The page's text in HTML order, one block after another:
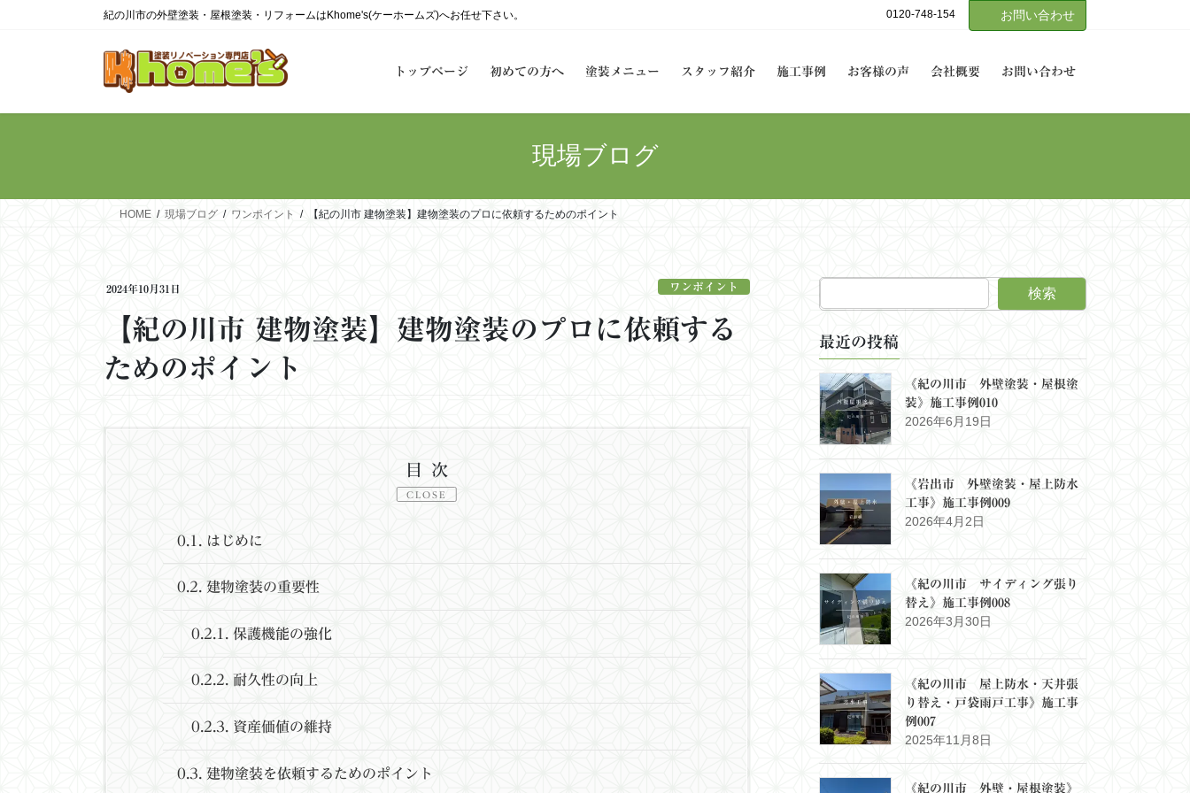
に
ョ
動
紀の川市の外壁塗装・屋根塗装・リフォームはKhome's(ケーホームズ)へお任せ下さい。 0120-748-154 お問い合わせ
トップページ 初めての方へ 塗装メニュー スタッフ紹介 施工事例 お客様の声 会社概要 お問い合わせ
現場ブログ
HOME 現場ブログ ワンポイント 【紀の川市 建物塗装】建物塗装のプロに依頼するためのポイント
2024年10月31日 ワンポイント
【紀の川市 建物塗装】建物塗装のプロに依頼する
ためのポイント
目次
CLOSE
0.1. はじめに
0.2. 建物塗装の重要性
0.2.1. 保護機能の強化
0.2.2. 耐久性の向上
0.2.3. 資産価値の維持
0.3. 建物塗装を依頼するためのポイント
検索
最近の投稿
《紀の川市 外壁塗装・屋根塗
装》施工事例010
2026年6月19日
《岩出市 外壁塗装・屋上防水
工事》施工事例009
2026年4月2日
《紀の川市 サイディング張り
替え》施工事例008
2026年3月30日
《紀の川市 屋上防水・天井張
り替え・戸袋雨戸工事》施工事
例007
2025年11月8日
《紀の川市 外壁・屋根塗装》